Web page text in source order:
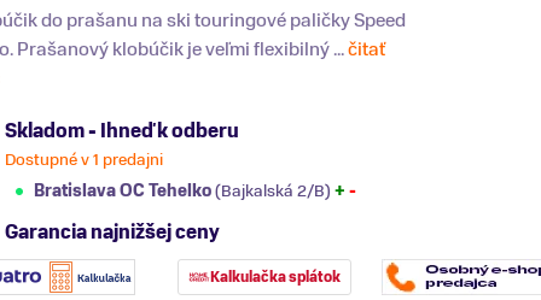
do prašanu na ski touringové paličky Speed
Prašanový klobúčik je veľmi flexibilný ...čitať
Skladom - Ihneď k odberu
Dostupné v 1 predajni
Bratislava OC Tehelko(Bajkalská 2/B) + -
Garancia najnižšej ceny
Kalkulačka splátok